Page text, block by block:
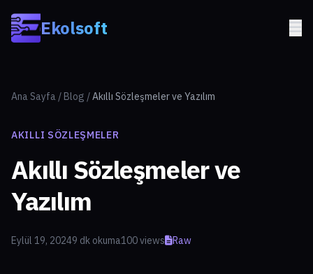
Ekolsoft
Ana Sayfa / Blog /Akıllı Sözleşmeler ve Yazılım
AKILLI SÖZLEŞMELER
Akıllı Sözleşmeler ve
Yazılım
Eylül 19, 20249 dk okuma100 views Raw